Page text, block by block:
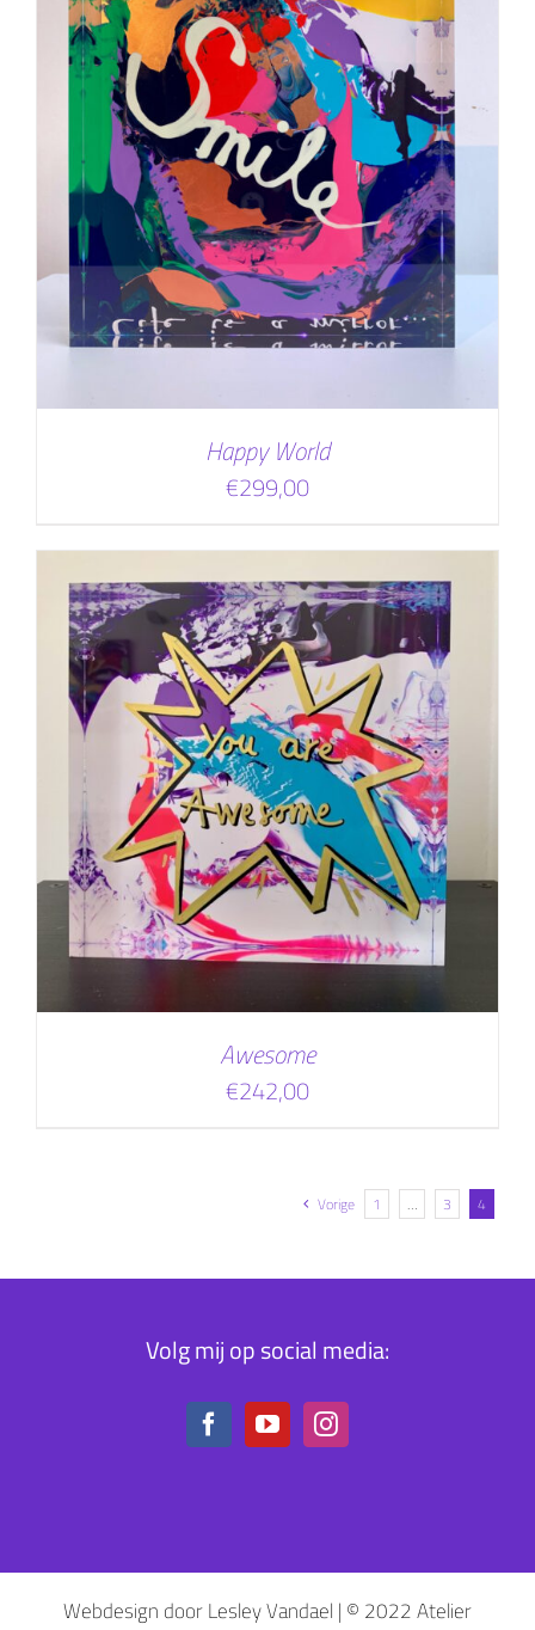
Happy World
€299,00
Awesome
€242,00
Vorige 1 … 3 4
Volg mij op social media:
Webdesign door Lesley Vandael | © 2022 Atelier